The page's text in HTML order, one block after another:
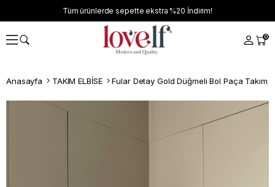
Tüm ürünlerde sepette ekstra %20 İndirim!
0
Anasayfa TAKIM ELBİSE Fular Detay Gold Düğmeli Bol Paça Takım